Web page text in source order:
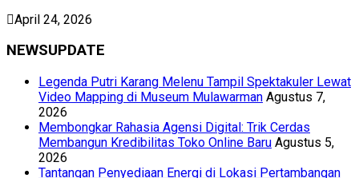
April 24, 2026
NEWSUPDATE
Legenda Putri Karang Melenu Tampil Spektakuler Lewat
Video Mapping di Museum Mulawarman Agustus 7,
2026
Membongkar Rahasia Agensi Digital: Trik Cerdas
Membangun Kredibilitas Toko Online Baru Agustus 5,
2026
Tantangan Penyediaan Energi di Lokasi Pertambangan